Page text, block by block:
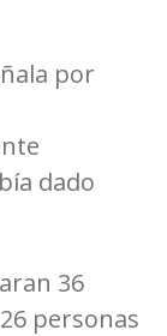
por
dado
36
personas